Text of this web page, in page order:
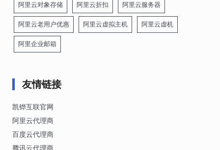
阿里云对象存储 阿里云折扣 阿里云服务器
阿里云老用户优惠 阿里云虚拟主机 阿里云虚机
阿里企业邮箱
友情链接
凯铧互联官网
阿里云代理商
百度云代理商
腾讯云代理商